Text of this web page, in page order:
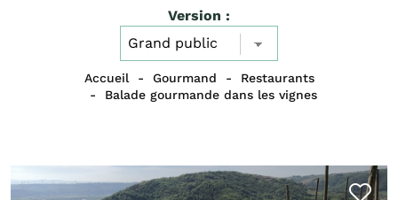
Version :
Accueil Gourmand
Restaurants
Balade gourmande dans les vignes